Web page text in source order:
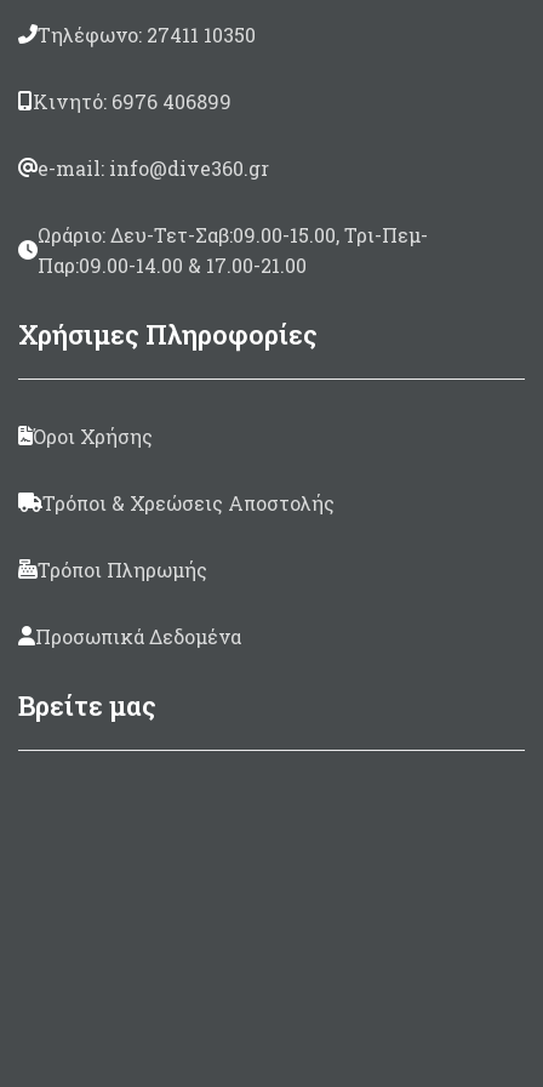
Τηλέφωνο: 27411 10350
Κινητό: 6976 406899
e-mail: info@dive360.gr
Ωράριο: Δευ-Τετ-Σαβ:09.00-15.00, Τρι-Πεμ-
Παρ:09.00-14.00 & 17.00-21.00
Χρήσιμες Πληροφορίες
Όροι Χρήσης
Τρόποι & Χρεώσεις Αποστολής
Τρόποι Πληρωμής
Προσωπικά Δεδομένα
Βρείτε μας